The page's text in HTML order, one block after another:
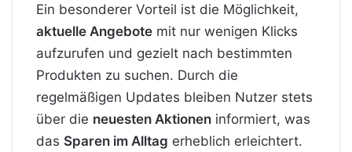
Ein besonderer Vorteil ist die Möglichkeit,
aktuelle Angebote mit nur wenigen Klicks
aufzurufen und gezielt nach bestimmten
Produkten zu suchen. Durch die
regelmäßigen Updates bleiben Nutzer stets
über die neuesten Aktionen informiert, was
das Sparen im Alltag erheblich erleichtert.